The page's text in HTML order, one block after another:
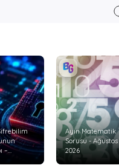
–
Ayın Matematik
Sorusu - Ağustos
2026